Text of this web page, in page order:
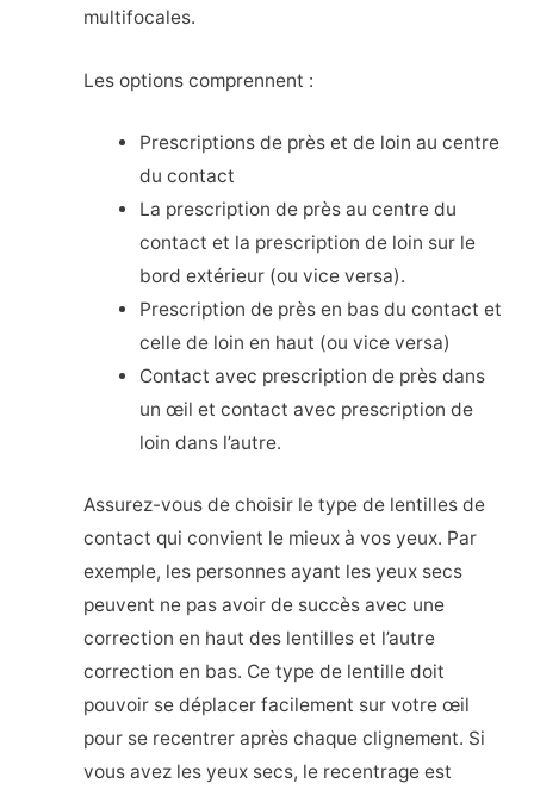
multifocales.
Les options comprennent :
Prescriptions de près et de loin au centre
du contact
La prescription de près au centre du
contact et la prescription de loin sur le
bord extérieur (ou vice versa).
Prescription de près en bas du contact et
celle de loin en haut (ou vice versa)
Contact avec prescription de près dans
un œil et contact avec prescription de
loin dans l’autre.
Assurez-vous de choisir le type de lentilles de
contact qui convient le mieux à vos yeux. Par
exemple, les personnes ayant les yeux secs
peuvent ne pas avoir de succès avec une
correction en haut des lentilles et l’autre
correction en bas. Ce type de lentille doit
pouvoir se déplacer facilement sur votre œil
pour se recentrer après chaque clignement. Si
vous avez les yeux secs, le recentrage est